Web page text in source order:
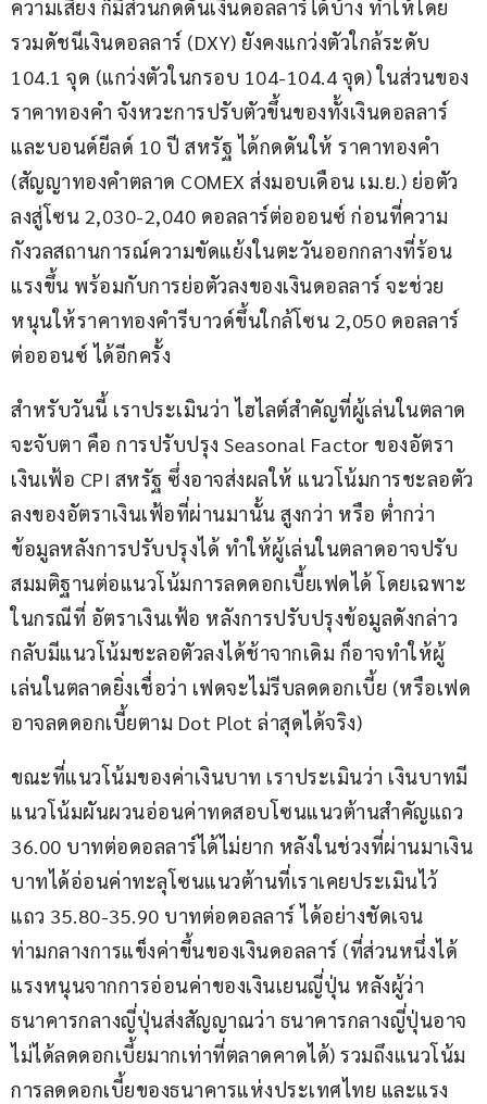
ความเสี่ยง ก็มีส่วนกดดันเงินดอลลาร์ได้บ้าง ทำให้โดย
รวมดัชนีเงินดอลลาร์ (DXY) ยังคงแกว่งตัวใกล้ระดับ
104.1 จุด (แกว่งตัวในกรอบ 104-104.4 จุด) ในส่วนของ
ราคาทองคำ จังหวะการปรับตัวขึ้นของทั้งเงินดอลลาร์
และบอนด์ยีลด์ 10 ปี สหรัฐ ได้กดดันให้ ราคาทองคำ
(สัญญาทองคำตลาด COMEX ส่งมอบเดือน เม.ย.) ย่อตัว
ลงสู่โซน 2,030-2,040 ดอลลาร์ต่อออนซ์ ก่อนที่ความ
กังวลสถานการณ์ความขัดแย้งในตะวันออกกลางที่ร้อน
แรงขึ้น พร้อมกับการย่อตัวลงของเงินดอลลาร์ จะช่วย
หนุนให้ราคาทองคำรีบาวด์ขึ้นใกล้โซน 2,050 ดอลลาร์
ต่อออนซ์ ได้อีกครั้ง
สำหรับวันนี้ เราประเมินว่า ไฮไลต์สำคัญที่ผู้เล่นในตลาด
จะจับตา คือ การปรับปรุง Seasonal Factor ของอัตรา
เงินเฟ้อ CPI สหรัฐ ซึ่งอาจส่งผลให้ แนวโน้มการชะลอตัว
ลงของอัตราเงินเฟ้อที่ผ่านมานั้น สูงกว่า หรือ ต่ำกว่า
ข้อมูลหลังการปรับปรุงได้ ทำให้ผู้เล่นในตลาดอาจปรับ
สมมติฐานต่อแนวโน้มการลดดอกเบี้ยเฟดได้ โดยเฉพาะ
ในกรณีที่ อัตราเงินเฟ้อ หลังการปรับปรุงข้อมูลดังกล่าว
กลับมีแนวโน้มชะลอตัวลงได้ช้าจากเดิม ก็อาจทำให้ผู้
เล่นในตลาดยิ่งเชื่อว่า เฟดจะไม่รีบลดดอกเบี้ย (หรือเฟด
อาจลดดอกเบี้ยตาม Dot Plot ล่าสุดได้จริง)
ขณะที่แนวโน้มของค่าเงินบาท เราประเมินว่า เงินบาทมี
แนวโน้มผันผวนอ่อนค่าทดสอบโซนแนวต้านสำคัญแถว
36.00 บาทต่อดอลลาร์ได้ไม่ยาก หลังในช่วงที่ผ่านมาเงิน
บาทได้อ่อนค่าทะลุโซนแนวต้านที่เราเคยประเมินไว้
แถว 35.80-35.90 บาทต่อดอลลาร์ ได้อย่างชัดเจน
ท่ามกลางการแข็งค่าขึ้นของเงินดอลลาร์ (ที่ส่วนหนึ่งได้
แรงหนุนจากการอ่อนค่าของเงินเยนญี่ปุ่น หลังผู้ว่า
ธนาคารกลางญี่ปุ่นส่งสัญญาณว่า ธนาคารกลางญี่ปุ่นอาจ
ไม่ได้ลดดอกเบี้ยมากเท่าที่ตลาดคาดได้) รวมถึงแนวโน้ม
การลดดอกเบี้ยของธนาคารแห่งประเทศไทย และแรง